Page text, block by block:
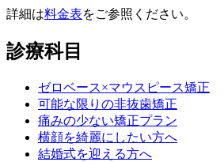
詳細は料金表をご参照ください。
診療科目
ゼロベース×マウスピース矯正
可能な限りの非抜歯矯正
痛みの少ない矯正プラン
横顔を綺麗にしたい方へ
結婚式を迎える方へ